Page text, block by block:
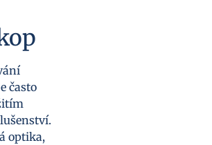
často
optika,